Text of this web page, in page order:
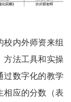
内外师资来组
方法工具和实操
过数字化的教学
相应的分数（表